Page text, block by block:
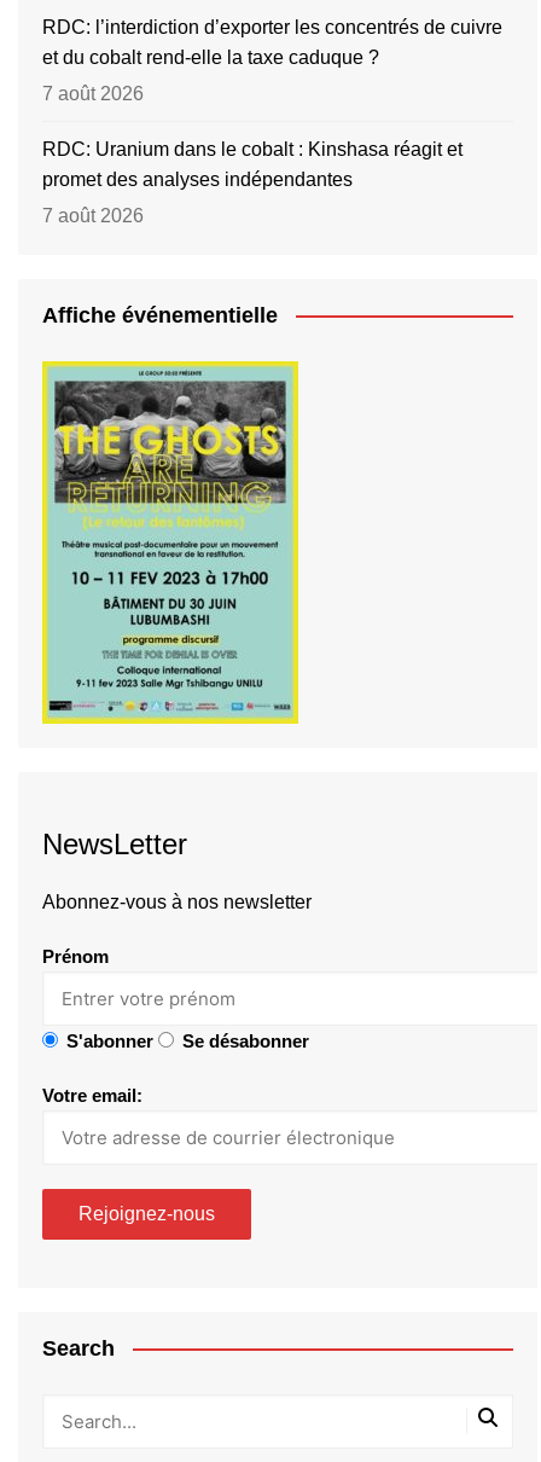
RDC: l’interdiction d’exporter les concentrés de cuivre
et du cobalt rend-elle la taxe caduque ?
7 août 2026
RDC: Uranium dans le cobalt : Kinshasa réagit et
promet des analyses indépendantes
7 août 2026
Affiche événementielle
NewsLetter
Abonnez-vous à nos newsletter
Prénom
S'abonner Se désabonner
Votre email:
Search